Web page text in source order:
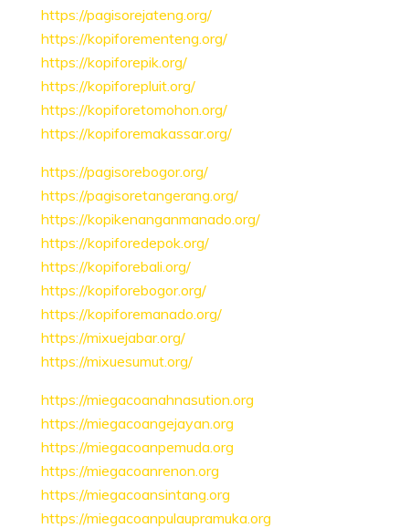
https://pagisorejateng.org/
https://kopiforementeng.org/
https://kopiforepik.org/
https://kopiforepluit.org/
https://kopiforetomohon.org/
https://kopiforemakassar.org/
https://pagisorebogor.org/
https://pagisoretangerang.org/
https://kopikenanganmanado.org/
https://kopiforedepok.org/
https://kopiforebali.org/
https://kopiforebogor.org/
https://kopiforemanado.org/
https://mixuejabar.org/
https://mixuesumut.org/
https://miegacoanahnasution.org
https://miegacoangejayan.org
https://miegacoanpemuda.org
https://miegacoanrenon.org
https://miegacoansintang.org
https://miegacoanpulaupramuka.org